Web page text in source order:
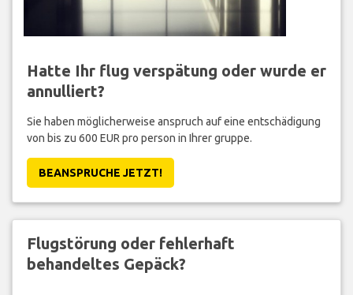
Hatte Ihr flug verspätung oder wurde er
annulliert?
Sie haben möglicherweise anspruch auf eine entschädigung
von bis zu 600 EUR pro person in Ihrer gruppe.
BEANSPRUCHE JETZT!
Flugstörung oder fehlerhaft
behandeltes Gepäck?